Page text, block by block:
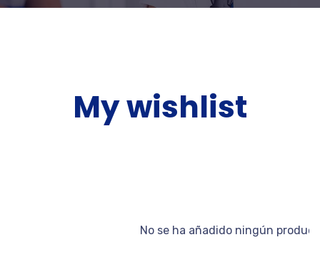
My wishlist
No se ha añadido ningún